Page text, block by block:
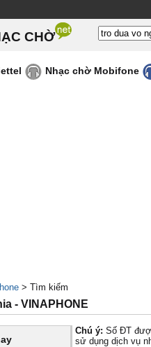
CHỜ
Nhạc chờ Mobifone
> Tìm kiếm
- VINAPHONE
Chú ý: Số ĐT
sử dụng dịch vụ